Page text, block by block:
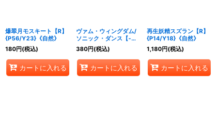
爆翠月モスキート【R】
{P56/Y23}《自然》
180円(税込)
カートに入れる
ヴァム・ウィングダム/
ソニック・ダンス【-】
{P77/Y17}《自然》
380円(税込)
カートに入れる
再生妖精スズラン【R】
{P14/Y18}《自然》
1,180円(税込)
カートに入れる